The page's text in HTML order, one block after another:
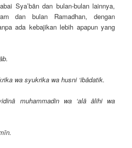
Sya’bān dan bulan-bulan lainnya,
dan bulan Ramadhan, dengan
ada kebajikan lebih apapun yang
wa syukrika wa husni ‘ibādatik.
muhammadin wa ‘alā ālihi wa